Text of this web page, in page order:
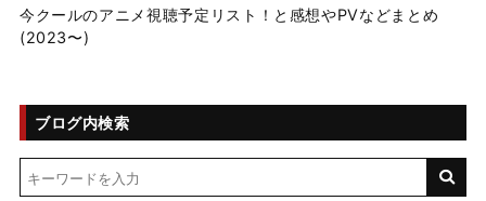
今クールのアニメ視聴予定リスト！と感想やPVなどまとめ
(2023〜)
ブログ内検索